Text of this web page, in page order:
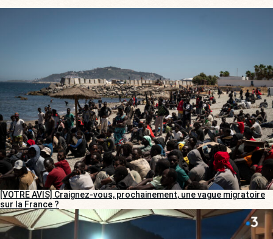
[VOTRE AVIS] Craignez-vous, prochainement, une vague migratoire
sur la France ?